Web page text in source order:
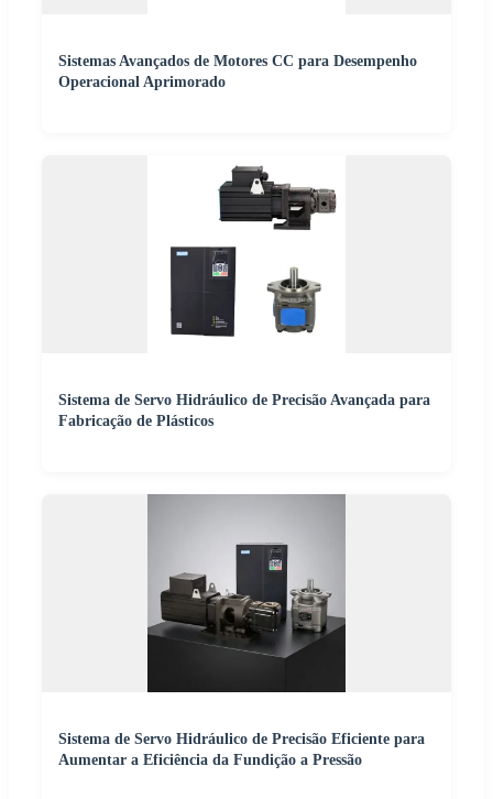
Sistemas Avançados de Motores CC para Desempenho
Operacional Aprimorado
Sistema de Servo Hidráulico de Precisão Avançada para
Fabricação de Plásticos
Sistema de Servo Hidráulico de Precisão Eficiente para
Aumentar a Eficiência da Fundição a Pressão